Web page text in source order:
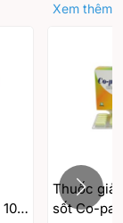
Xem thêm
Thuốc
sốt Co-